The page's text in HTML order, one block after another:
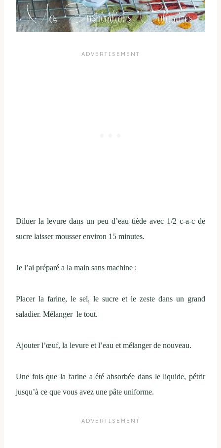
Diluer la levure dans un peu d’eau tiède avec 1/2 c-a-c de
sucre laisser mousser environ 15 minutes.
Je l’ai préparé a la main sans machine :
Placer la farine, le sel, le sucre et le zeste dans un grand
saladier. Mélanger le tout.
Ajouter l’œuf, la levure et l’eau et mélanger de nouveau.
Une fois que la farine a été absorbée dans le liquide, pétrir
jusqu’à ce que vous avez une pâte uniforme.